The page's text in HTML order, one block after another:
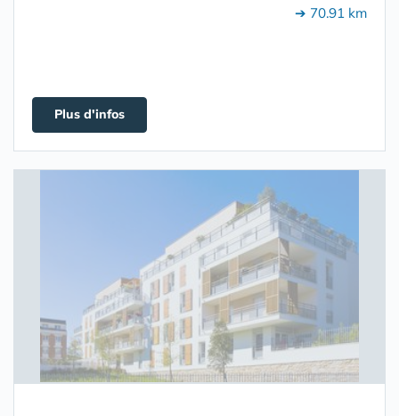
➔ 70.91 km
Plus d'infos